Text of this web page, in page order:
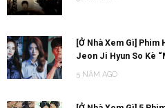
[Ở Nhà Xem Gì] Phim
Jeon Ji Hyun So Kè
5 NĂM AGO